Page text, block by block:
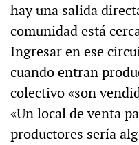
hay una salida
comunidad está
Ingresar en ese
cuando entran
colectivo «son
«Un local de venta
productores sería